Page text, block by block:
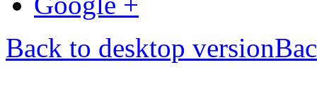
Back to desktop version